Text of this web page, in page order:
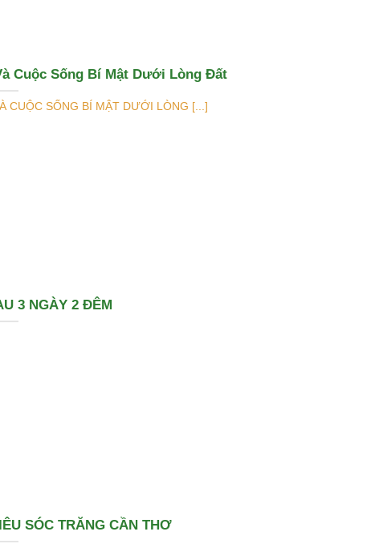
Cuộc Sống Bí Mật Dưới Lòng Đất
CUỘC SỐNG BÍ MẬT DƯỚI LÒNG [...]
3 NGÀY 2 ĐÊM
SÓC TRĂNG CẦN THƠ